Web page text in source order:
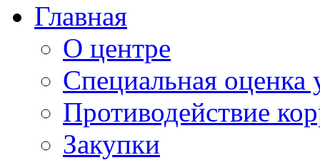
Главная
О центре
Специальная оценка
Противодействие
Закупки